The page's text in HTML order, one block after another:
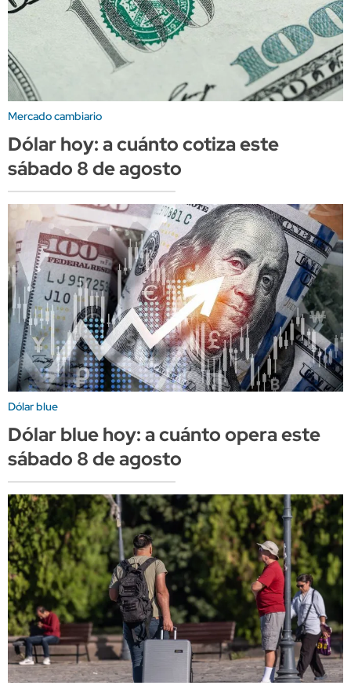
Mercado cambiario
Dólar hoy: a cuánto cotiza este
sábado 8 de agosto
Dólar blue
Dólar blue hoy: a cuánto opera este
sábado 8 de agosto